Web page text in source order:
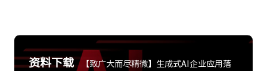
资料下载
【致广大而尽精微】生成式AI企业应用落